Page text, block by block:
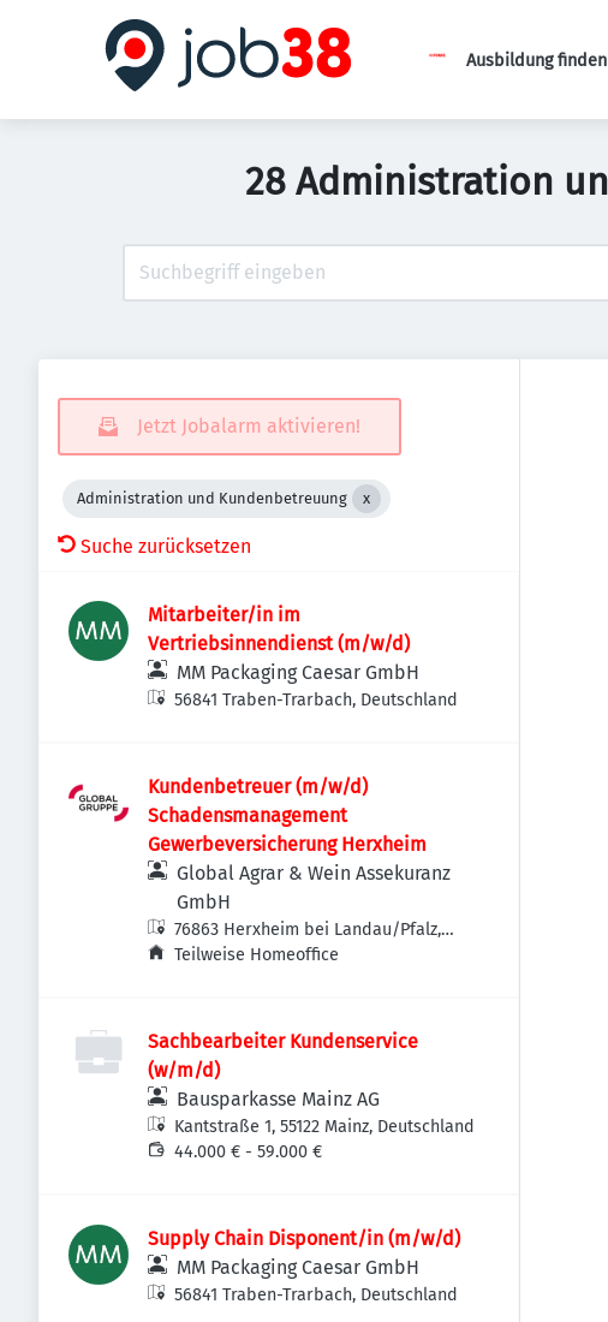
Ausbildung finden
28 Administration
Jetzt Jobalarm aktivieren!
Administration und Kundenbetreuung
Suche zurücksetzen
Mitarbeiter/in im
Vertriebsinnendienst (m/w/d)
MM Packaging Caesar GmbH
56841 Traben-Trarbach, Deutschland
Kundenbetreuer (m/w/d)
Schadensmanagement
Gewerbeversicherung Herxheim
Global Agrar & Wein Assekuranz
GmbH
76863 Herxheim bei Landau/Pfalz,
Deutschland
Teilweise Homeoffice
Sachbearbeiter Kundenservice
(w/m/d)
Bausparkasse Mainz AG
Kantstraße 1, 55122 Mainz, Deutschland
44.000 € - 59.000 €
Supply Chain Disponent/in (m/w/d)
MM Packaging Caesar GmbH
56841 Traben-Trarbach, Deutschland